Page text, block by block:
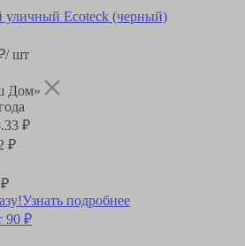
шт
Дом»
₽
₽
Узнать подробнее
90 ₽